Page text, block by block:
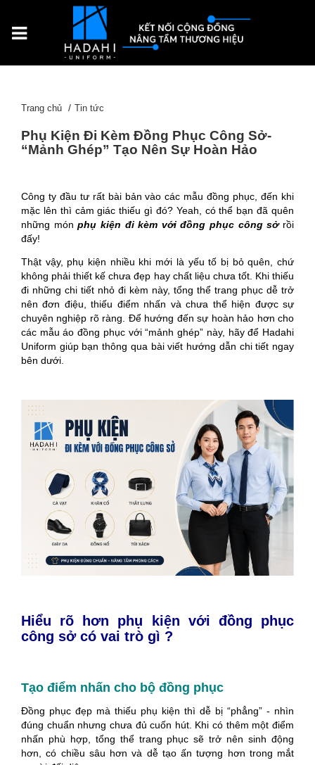
Trang chủ Tin tức
Phụ Kiện Đi Kèm Đồng Phục Công Sở-
“Mảnh Ghép” Tạo Nên Sự Hoàn Hảo
Công ty đầu tư rất bài bản vào các mẫu đồng phục, đến khi
mặc lên thì cảm giác thiếu gì đó? Yeah, có thể bạn đã quên
những mónphụ kiện đi kèm với đồng phục công sởrồi
đấy!
Thật vậy, phụ kiện nhiều khi mới là yếu tố bị bỏ quên, chứ
không phải thiết kế chưa đẹp hay chất liệu chưa tốt. Khi thiếu
đi những chi tiết nhỏ đi kèm này, tổng thể trang phục dễ trở
nên đơn điệu, thiếu điểm nhấn và chưa thể hiện được sự
chuyên nghiệp rõ ràng. Để hướng đến sự hoàn hảo hơn cho
các mẫu áo đồng phục với “mảnh ghép” này, hãy để Hadahi
Uniform giúp bạn thông qua bài viết hướng dẫn chi tiết ngay
bên dưới.
Hiểu rõ hơn phụ kiện với đồng phục
công sở có vai trò gì ?
Tạo điểm nhấn cho bộ đồng phục
Đồng phục đẹp mà thiếu phụ kiện thì dễ bị “phẳng” - nhìn
đúng chuẩn nhưng chưa đủ cuốn hút. Khi có thêm một điểm
nhấn phù hợp, tổng thể trang phục sẽ trở nên sinh động
hơn, có chiều sâu hơn và dễ tạo ấn tượng hơn trong mắt